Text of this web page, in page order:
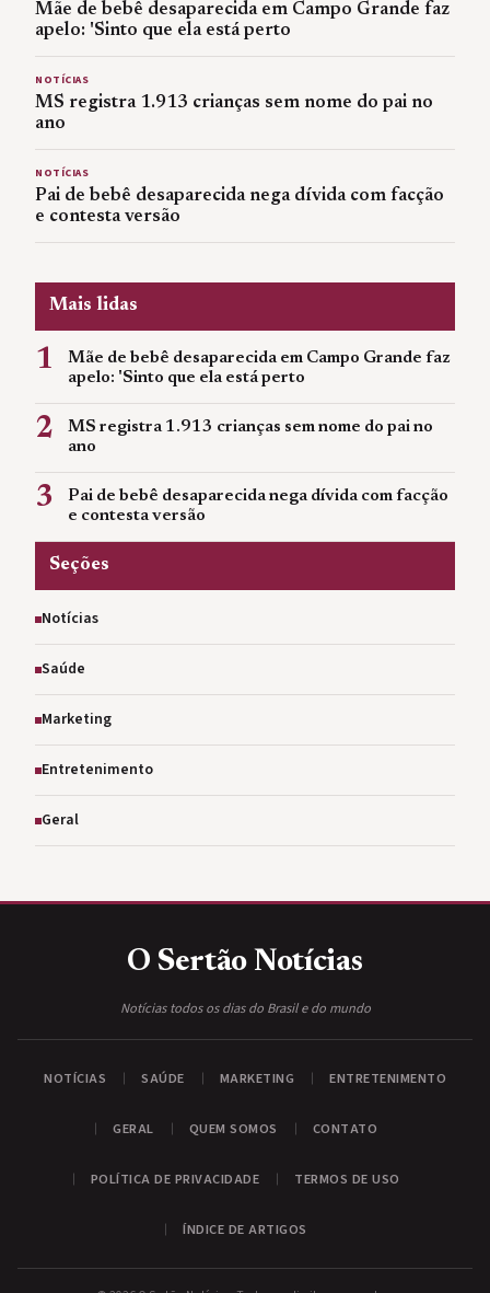
Mãe de bebê desaparecida em Campo Grande faz
apelo: 'Sinto que ela está perto
NOTÍCIAS
MS registra 1.913 crianças sem nome do pai no
ano
NOTÍCIAS
Pai de bebê desaparecida nega dívida com facção
e contesta versão
Mais lidas
1
Mãe de bebê desaparecida em Campo Grande faz
apelo: 'Sinto que ela está perto
2
MS registra 1.913 crianças sem nome do pai no
ano
3
Pai de bebê desaparecida nega dívida com facção
e contesta versão
Seções
Notícias
Saúde
Marketing
Entretenimento
Geral
O Sertão Notícias
Notícias todos os dias do Brasil e do mundo
NOTÍCIAS SAÚDE MARKETING ENTRETENIMENTO
GERAL QUEM SOMOS CONTATO
POLÍTICA DE PRIVACIDADE TERMOS DE USO
ÍNDICE DE ARTIGOS